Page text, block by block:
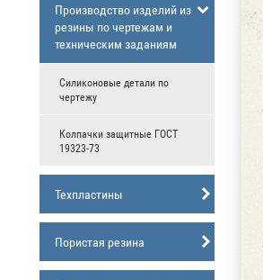
Производство изделий из
резины по чертежам и
техническим заданиям
Силиконовые детали по
чертежу
Колпачки защитные ГОСТ
19323-73
Техпластины
Пористая резина